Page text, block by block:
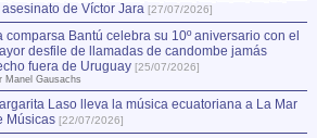
de Víctor Jara [27/07/2026]
comparsa Bantú celebra su 10º aniversario con el
desfile de llamadas de candombe jamás
fuera de Uruguay [25/07/2026]
Manel Gausachs
Laso lleva la música ecuatoriana a La Mar
Músicas [22/07/2026]